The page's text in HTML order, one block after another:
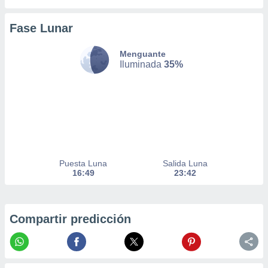
en
perfiles
utilizar
Fase Lunar
Menguante
Iluminada 35%
Puesta Luna
16:49
Salida Luna
23:42
Compartir predicción